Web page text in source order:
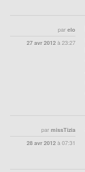
par elo
27 avr 2012 à 23:27
par missTizia
28 avr 2012 à 07:31